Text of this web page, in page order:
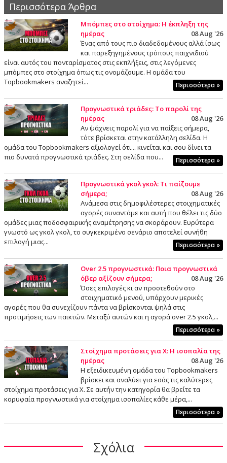
Περισσότερα Άρθρα
Μπόμπες στο στοίχημα: Η έκπληξη της
ημέρας
08 Aug '26
Ένας από τους πιο διαδεδομένους αλλά ίσως
και παρεξηγημένους τρόπους παιχνιδιού
είναι αυτός του πονταρίσματος στις εκπλήξεις, στις λεγόμενες
μπόμπες στο στοίχημα όπως τις ονομάζουμε. Η ομάδα του
Topbookmakers αναζητεί...
Περισσότερα »
Προγνωστικά τριάδες: Το παρολί της
ημέρας
08 Aug '26
Αν ψάχνεις παρολί για να παίξεις σήμερα,
τότε βρίσκεται στην κατάλληλη σελίδα. Η
ομάδα του Topbookmakers αξιολογεί ότι... κινείται και σου δίνει τα
πιο δυνατά προγνωστικά τριάδες. Στη σελίδα που...
Περισσότερα »
Προγνωστικά γκολ γκολ: Τι παίζουμε
σήμερα;
08 Aug '26
Ανάμεσα στις δημοφιλέστερες στοιχηματικές
αγορές συναντάμε και αυτή που θέλει τις δύο
ομάδες μιας ποδοσφαιρικής αναμέτρησης να σκοράρουν. Ευρύτερα
γνωστό ως γκολ γκολ, το συγκεκριμένο σενάριο αποτελεί συνήθη
επιλογή μιας...
Περισσότερα »
Over 2.5 προγνωστικά: Ποια προγνωστικά
όβερ αξίζουν σήμερα;
08 Aug '26
Όσες επιλογές κι αν προστεθούν στο
στοιχηματικό μενού, υπάρχουν μερικές
αγορές που θα συνεχίζουν πάντα να βρίσκονται ψηλά στις
προτιμήσεις των παικτών. Μεταξύ αυτών και η αγορά over 2.5 γκολ,...
Περισσότερα »
Στοίχημα προτάσεις για Χ: Η ισοπαλία της
ημέρας
08 Aug '26
Η εξειδικευμένη ομάδα του Topbookmakers
βρίσκει και αναλύει για εσάς τις καλύτερες
στοίχημα προτάσεις για X. Σε αυτήν την κατηγορία θα βρείτε τα
κορυφαία προγνωστικά για στοίχημα ισοπαλίες κάθε μέρα,...
Περισσότερα »
Σχόλια